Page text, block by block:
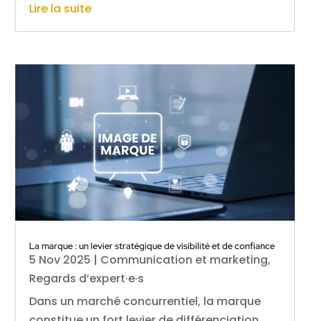
Lire la suite
La marque : un levier stratégique de visibilité et de confiance
5 Nov 2025 | Communication et marketing,
Regards d’expert·e·s
Dans un marché concurrentiel, la marque